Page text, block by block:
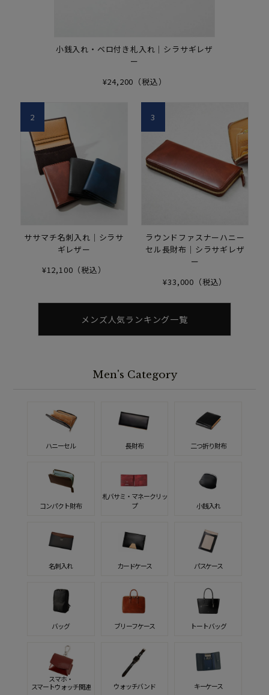
小銭入れ・ベロ付き札入れ｜シラサギレザ
ー
¥24,200（税込）
ササマチ名刺入れ｜シラサ
ギレザー
¥12,100（税込）
2
ラウンドファスナーハニー
セル長財布｜シラサギレザ
ー
¥33,000（税込）
3
メンズ人気ランキング一覧
Men's Category
ハニーセル 長財布 二つ折り財布
コンパクト財布
札バサミ・マネークリッ
プ
小銭入れ
名刺入れ カードケース パスケース
バッグ ブリーフケース トートバッグ
スマホ・
スマートウォッチ関連
ウォッチバンド キーケース